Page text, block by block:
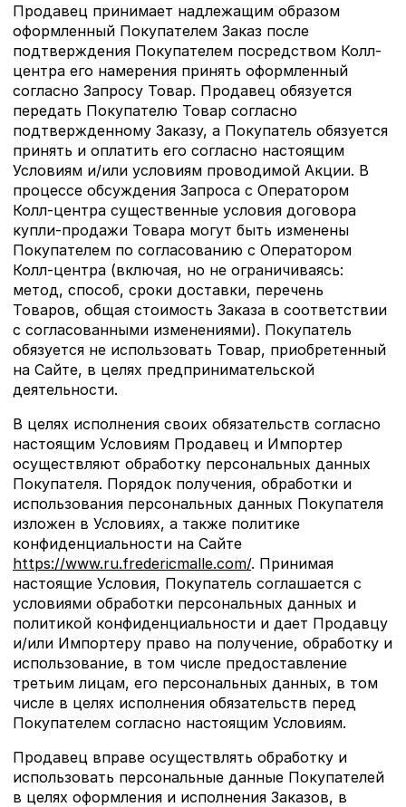
Продавец принимает надлежащим образом
оформленный Покупателем Заказ после
подтверждения Покупателем посредством Колл-
центра его намерения принять оформленный
согласно Запросу Товар. Продавец обязуется
передать Покупателю Товар согласно
подтвержденному Заказу, а Покупатель обязуется
принять и оплатить его согласно настоящим
Условиям и/или условиям проводимой Акции. В
процессе обсуждения Запроса с Оператором
Колл-центра существенные условия договора
купли-продажи Товара могут быть изменены
Покупателем по согласованию с Оператором
Колл-центра (включая, но не ограничиваясь:
метод, способ, сроки доставки, перечень
Товаров, общая стоимость Заказа в соответствии
с согласованными изменениями). Покупатель
обязуется не использовать Товар, приобретенный
на Сайте, в целях предпринимательской
деятельности.
В целях исполнения своих обязательств согласно
настоящим Условиям Продавец и Импортер
осуществляют обработку персональных данных
Покупателя. Порядок получения, обработки и
использования персональных данных Покупателя
изложен в Условиях, а также политике
конфиденциальности на Сайте
https://www.ru.fredericmalle.com/. Принимая
настоящие Условия, Покупатель соглашается с
условиями обработки персональных данных и
политикой конфиденциальности и дает Продавцу
и/или Импортеру право на получение, обработку и
использование, в том числе предоставление
третьим лицам, его персональных данных, в том
числе в целях исполнения обязательств перед
Покупателем согласно настоящим Условиям.
Продавец вправе осуществлять обработку и
использовать персональные данные Покупателей
в целях оформления и исполнения Заказов, в